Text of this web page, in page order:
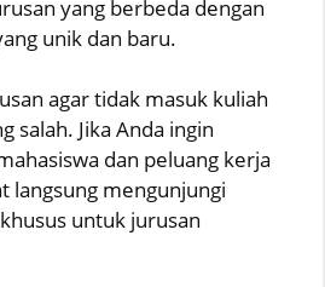
yang berbeda dengan
unik dan baru.
agar tidak masuk kuliah
salah. Jika Anda ingin
dan peluang kerja
langsung mengunjungi
untuk jurusan